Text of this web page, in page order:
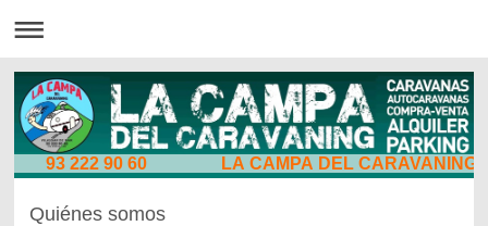
93 222 90 60 LA CAMPA DEL CARAVANING
Quiénes somos